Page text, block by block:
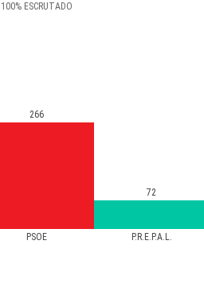
100%ESCRUTADO
PSOE P.R.E.P.A.L.
266
72